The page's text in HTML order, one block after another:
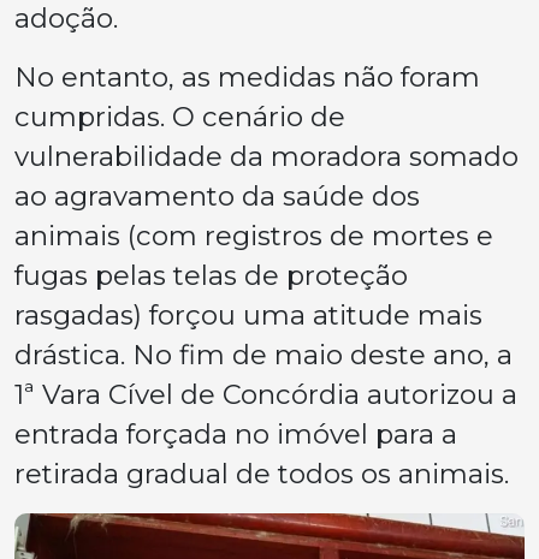
adoção.
No entanto, as medidas não foram
cumpridas. O cenário de
vulnerabilidade da moradora somado
ao agravamento da saúde dos
animais (com registros de mortes e
fugas pelas telas de proteção
rasgadas) forçou uma atitude mais
drástica. No fim de maio deste ano, a
1ª Vara Cível de Concórdia autorizou a
entrada forçada no imóvel para a
retirada gradual de todos os animais.